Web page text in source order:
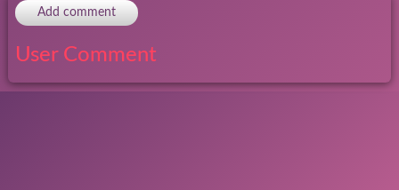
Add comment
User Comment